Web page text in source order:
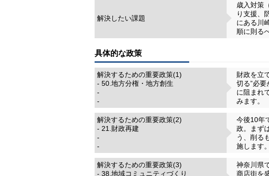
解決したい課題
歳入対策
り支援、
にある川
順に則る
具体的な政策
解決するための重要政策(1)
- 50.地方分権・地方創生
-
-
財政を立
切る”必
に阻まれ
みます。
解決するための重要政策(2)
- 21.財政再建
-
-
今後10年
政。まず
う、削る
施します。
解決するための重要政策(3)
- 38.地域コミュニティづくり
神奈川県
商店街を